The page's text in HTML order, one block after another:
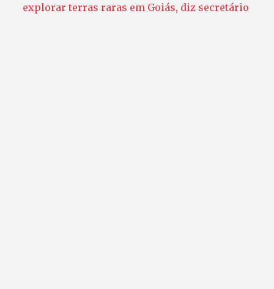
explorar terras raras em Goiás, diz secretário